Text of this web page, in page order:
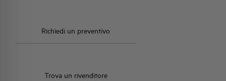
Richiedi un preventivo
Trova un rivenditore